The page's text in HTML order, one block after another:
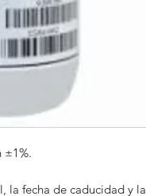
±1%.
la fecha de caducidad y la